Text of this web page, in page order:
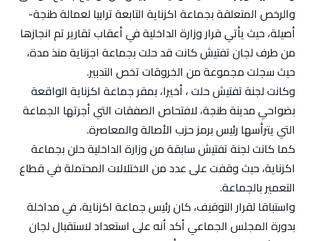
والرخص المتعلقة بجماعة اكزناية التابعة ترابيا لعمالة طنجة-
أصيلة، حيث يأتي قرار وزارة الداخلية في أعقاب تقارير تم انجازها
من طرف لجان تفتيش كانت قد حلت بجماعة اجزناية منذ مدة،
حيث سجلت مجموعة من الخروقات تخص التدبير.
وكانت لجنة تفتيش حلت ، أخيرا، بمقر جماعة اكزناية الواقعة
بضواحي مدينة طنجة، لافتحاص الصفقات التي أجرتها الجماعة
التي يترأسها رئيس برمز حزب الأصالة والمعاصرة.
كما كانت لجنة تفتيش سابقة من وزارة الداخلية حلن بجماعة
اكزناية، حيث وقفت على عدد من الاختلالات المحتملة في قطاع
التعمير بالجماعة.
واستباقا لقرار التوقيف، كان رئيس جماعة اكزناية، في مداخلة
بدورة المجلس الجماعي أكد أنه على استعداد لاستقبال لجان